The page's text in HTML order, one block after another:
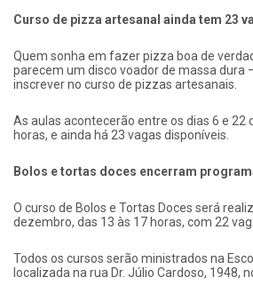
Curso de pizza artesanal ainda tem 23
Quem sonha em fazer pizza boa de
parecem um disco voador de massa dura
inscrever no curso de pizzas artesanais.
As aulas acontecerão entre os dias 6 e 22
horas, e ainda há 23 vagas disponíveis.
Bolos e tortas doces encerram
O curso de Bolos e Tortas Doces será
dezembro, das 13 às 17 horas, com 22
Todos os cursos serão ministrados na
localizada na rua Dr. Júlio Cardoso, 1948,